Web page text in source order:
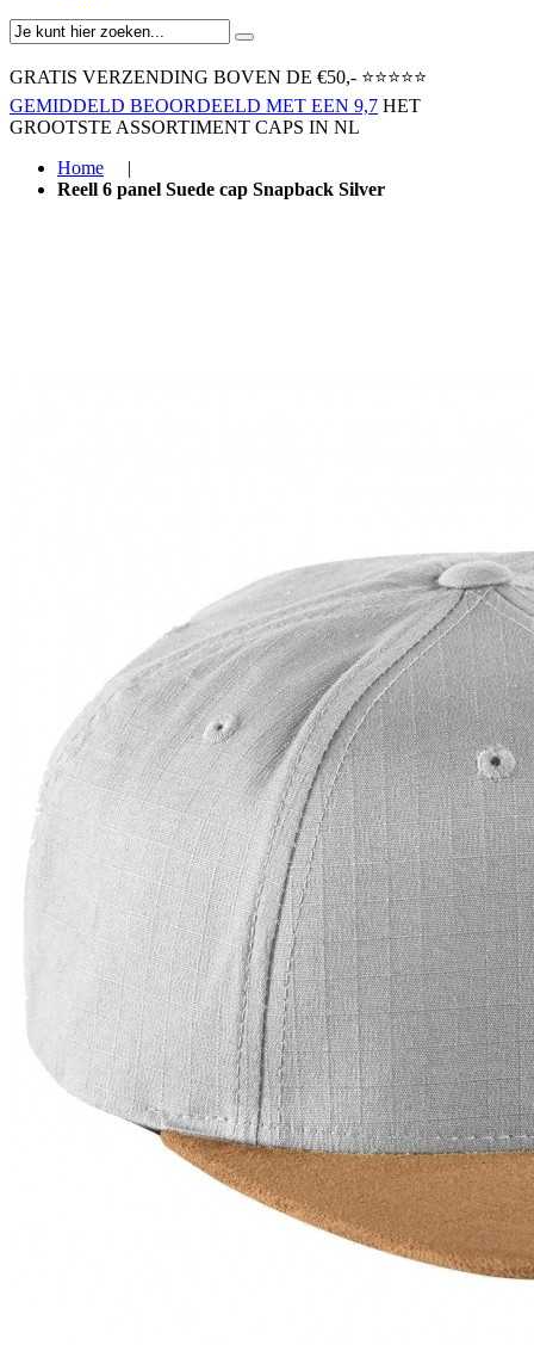
GRATIS VERZENDING BOVEN ​DE €50,-​ ⭐⭐⭐⭐⭐
GEMIDDELD BEOORDEELD MET EEN 9,7 HET
GROOTSTE ASSORTIMENT CAPS IN NL
Home
|
Reell 6 panel Suede cap Snapback Silver